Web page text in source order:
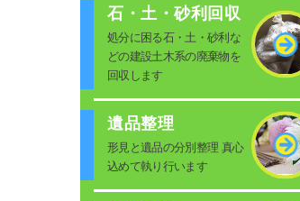
石・土・砂利回収
処分に困る石・土・砂利な
どの建設土木系の廃棄物を
回収します
遺品整理
形見と遺品の分別整理 真心
込めて執り行います